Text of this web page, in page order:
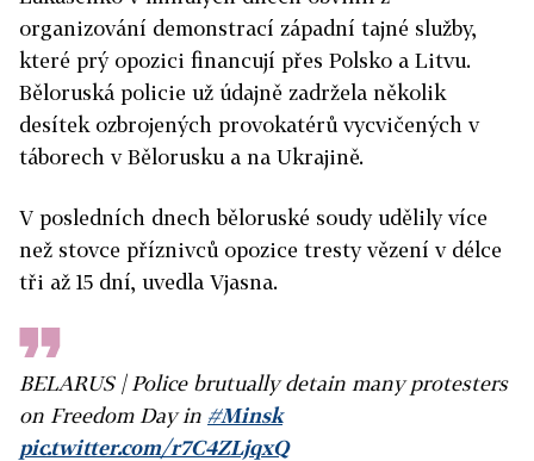
organizování demonstrací západní tajné služby,
které prý opozici financují přes Polsko a Litvu.
Běloruská policie už údajně zadržela několik
desítek ozbrojených provokatérů vycvičených v
táborech v Bělorusku a na Ukrajině.
V posledních dnech běloruské soudy udělily více
než stovce příznivců opozice tresty vězení v délce
tři až 15 dní, uvedla Vjasna.
BELARUS | Police brutually detain many protesters
on Freedom Day in #Minsk
pic.twitter.com/r7C4ZLjqxQ